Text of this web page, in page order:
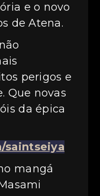
e o novo
de Atena.
perigos e
Que novas
da épica
saintseiya
mangá